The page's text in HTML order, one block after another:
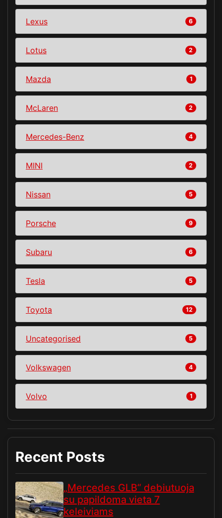
Lexus 6
Lotus 2
Mazda 1
McLaren 2
Mercedes-Benz 4
MINI 2
Nissan 5
Porsche 9
Subaru 6
Tesla 5
Toyota 12
Uncategorised 5
Volkswagen 4
Volvo 1
Recent Posts
„Mercedes GLB“ debiutuoja
su papildoma vieta 7
keleiviams